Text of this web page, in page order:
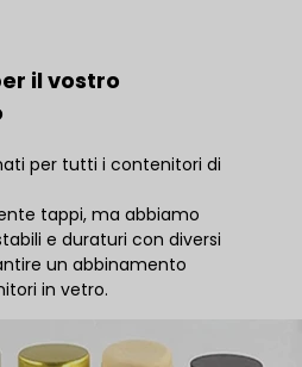
il vostro
per tutti i contenitori di
tappi, ma abbiamo
e duraturi con diversi
un abbinamento
in vetro.